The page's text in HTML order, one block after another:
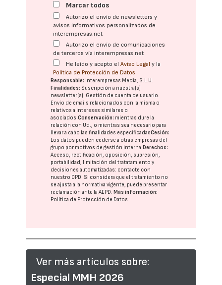
Marcar todos
Autorizo el envío de newsletters y
avisos informativos personalizados de
interempresas.net
Autorizo el envío de comunicaciones
de terceros vía interempresas.net
He leído y acepto elAviso Legal y la
Política de Protección de Datos
Responsable: Interempresas Media, S.L.U.
Finalidades: Suscripción a nuestra(s)
newsletter(s). Gestión de cuenta de usuario.
Envío de emails relacionados con la misma o
relativos a intereses similares o
asociados.Conservación: mientras dure la
relación con Ud., o mientras sea necesario para
llevar a cabo las finalidades especificadasCesión:
Los datos pueden cederse a otras empresas del
grupo por motivos de gestión interna.Derechos:
Acceso, rectificación, oposición, supresión,
portabilidad, limitación del tratatamiento y
decisiones automatizadas: contacte con
nuestro DPD. Si considera que el tratamiento no
se ajusta a la normativa vigente, puede presentar
reclamación ante laAEPD.Más información:
Política de Protección de Datos
Ver más artículos sobre:
Especial MMH 2026